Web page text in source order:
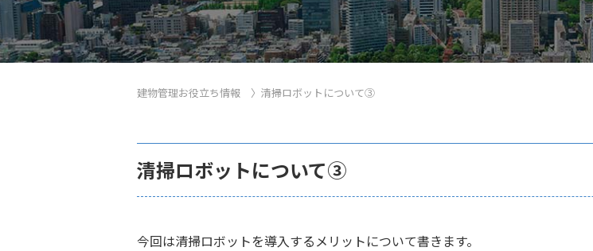
建物管理お役立ち情報 〉 清掃ロボットについて③
清掃ロボットについて③
今回は清掃ロボットを導入するメリットについて書きます。